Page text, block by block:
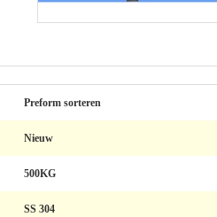
Preform sorteren
Nieuw
500KG
SS 304